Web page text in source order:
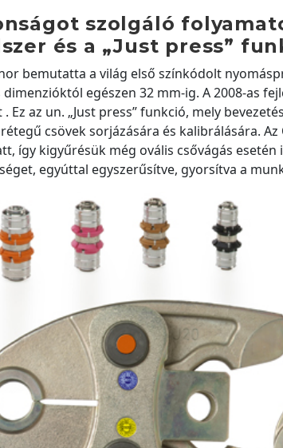
szolgáló
és a „Just press”
bemutatta a világ első színkódolt
egészen 32 mm-ig. A 2008-as
az un. „Just press” funkció, mely
csövek sorjázására és kalibrálására.
így kigyűrésük még ovális csővágás
egyúttal egyszerűsítve, gyorsítva a